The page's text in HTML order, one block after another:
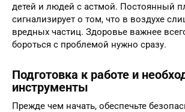
детей и людей с астмой. Постоянный
сигнализирует о том, что в воздухе
вредных частиц. Здоровье важнее
бороться с проблемой нужно сразу.
Подготовка к работе и
инструменты
Прежде чем начать, обеспечьте